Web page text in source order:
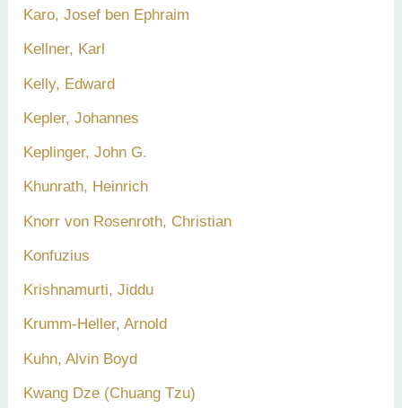
Karo, Josef ben Ephraim
Kellner, Karl
Kelly, Edward
Kepler, Johannes
Keplinger, John G.
Khunrath, Heinrich
Knorr von Rosenroth, Christian
Konfuzius
Krishnamurti, Jiddu
Krumm-Heller, Arnold
Kuhn, Alvin Boyd
Kwang Dze (Chuang Tzu)